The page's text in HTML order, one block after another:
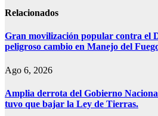
Relacionados
Gran movilización popular contra el
peligroso cambio en Manejo del
Ago 6, 2026
Amplia derrota del Gobierno
tuvo que bajar la Ley de Tierras.